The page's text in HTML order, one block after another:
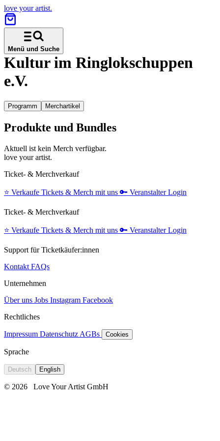
love your artist.
Menü und Suche
Kultur im Ringlokschuppen
e.V.
Programm Merchartikel
Produkte und Bundles
Aktuell ist kein Merch verfügbar.
love your artist.
Ticket- & Merchverkauf
⭐️ Verkaufe Tickets & Merch mit uns 🔑 Veranstalter Login
Ticket- & Merchverkauf
⭐️ Verkaufe Tickets & Merch mit uns 🔑 Veranstalter Login
Support für Ticketkäufer:innen
Kontakt FAQs
Unternehmen
Über uns Jobs Instagram Facebook
Rechtliches
Impressum Datenschutz AGBs Cookies
Sprache
Deutsch English
© 2026 Love Your Artist GmbH